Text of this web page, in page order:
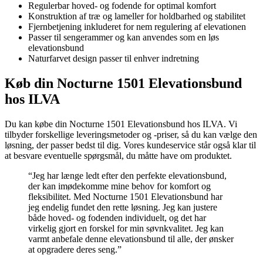
Regulerbar hoved- og fodende for optimal komfort
Konstruktion af træ og lameller for holdbarhed og stabilitet
Fjernbetjening inkluderet for nem regulering af elevationen
Passer til sengerammer og kan anvendes som en løs
elevationsbund
Naturfarvet design passer til enhver indretning
Køb din Nocturne 1501 Elevationsbund
hos ILVA
Du kan købe din Nocturne 1501 Elevationsbund hos ILVA. Vi
tilbyder forskellige leveringsmetoder og -priser, så du kan vælge den
løsning, der passer bedst til dig. Vores kundeservice står også klar til
at besvare eventuelle spørgsmål, du måtte have om produktet.
“Jeg har længe ledt efter den perfekte elevationsbund,
der kan imødekomme mine behov for komfort og
fleksibilitet. Med Nocturne 1501 Elevationsbund har
jeg endelig fundet den rette løsning. Jeg kan justere
både hoved- og fodenden individuelt, og det har
virkelig gjort en forskel for min søvnkvalitet. Jeg kan
varmt anbefale denne elevationsbund til alle, der ønsker
at opgradere deres seng.”